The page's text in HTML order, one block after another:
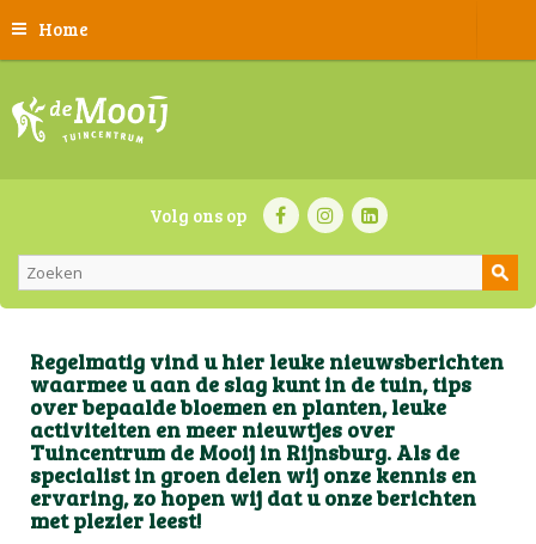
Home
Volg ons op
Regelmatig vind u hier leuke nieuwsberichten
waarmee u aan de slag kunt in de tuin, tips
over bepaalde bloemen en planten, leuke
activiteiten en meer nieuwtjes over
Tuincentrum de Mooij in Rijnsburg. Als de
specialist in groen delen wij onze kennis en
ervaring, zo hopen wij dat u onze berichten
met plezier leest!